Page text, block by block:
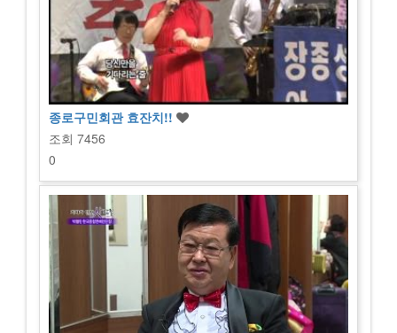
종로구민회관 효잔치!!
조회 7456
0